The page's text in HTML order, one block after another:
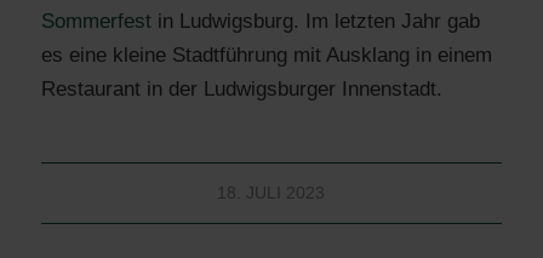
Sommerfestin Ludwigsburg. Im letzten Jahr gab
es eine kleine Stadtführung mit Ausklang in einem
Restaurant in der Ludwigsburger Innenstadt.
18. JULI 2023